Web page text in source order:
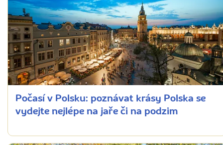
Počasí v Polsku: poznávat krásy Polska se
vydejte nejlépe na jaře či na podzim